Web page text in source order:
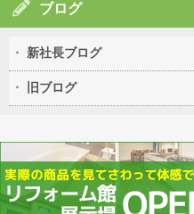
ブログ
新社長ブログ
旧ブログ